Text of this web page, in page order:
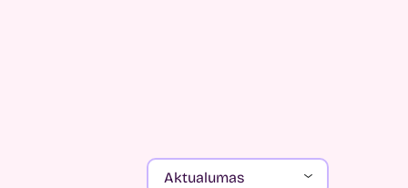
Aktualumas